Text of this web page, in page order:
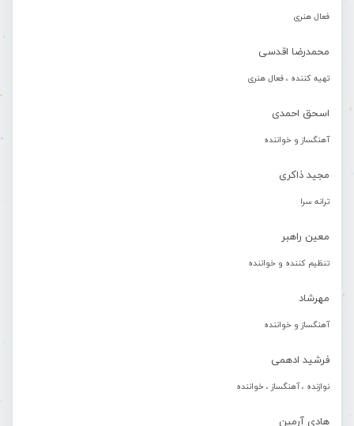
فعال هنری
محمدرضا اقدسی
تهیه کننده ، فعال هنری
اسحق احمدی
آهنگساز و خواننده
مجید ذاکری
ترانه سرا
معین راهبر
تنظیم کننده و خواننده
مهرشاد
آهنگساز و خواننده
فرشید ادهمی
نوازنده ، آهنگساز ، خواننده
هادی آرمین